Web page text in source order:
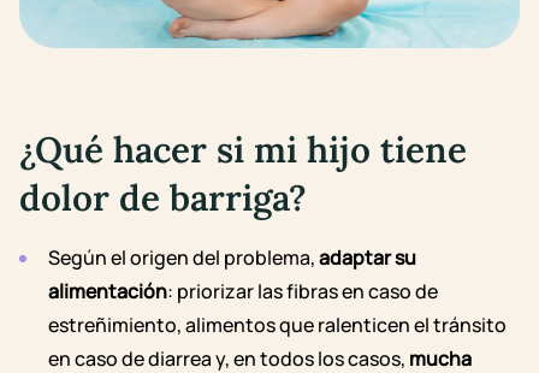
¿Qué hacer si mi hijo tiene
dolor de barriga?
Según el origen del problema,adaptar su
alimentación: priorizar las fibras en caso de
estreñimiento, alimentos queralenticen el tránsito
en caso dediarreay, en todos los casos, mucha